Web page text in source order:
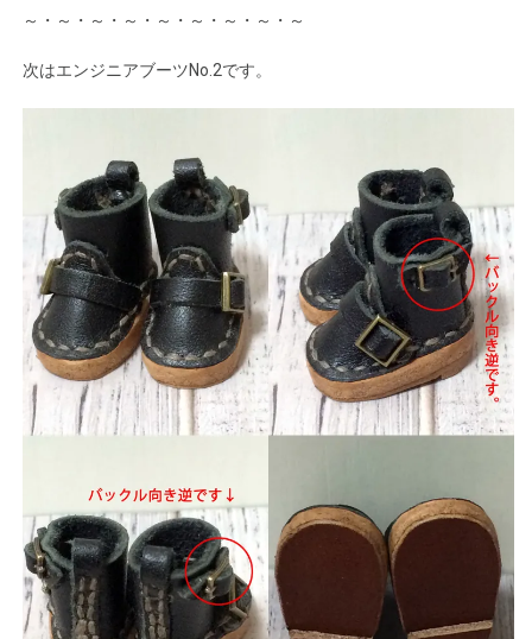
～・～・～・～・～・～・～・～・～
次はエンジニアブーツNo.2です。